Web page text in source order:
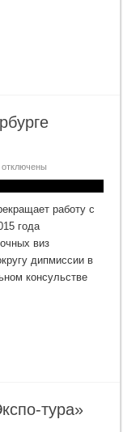
выдавать
отключены
работу с
года
виз
дипмиссии в
консульстве
тура»